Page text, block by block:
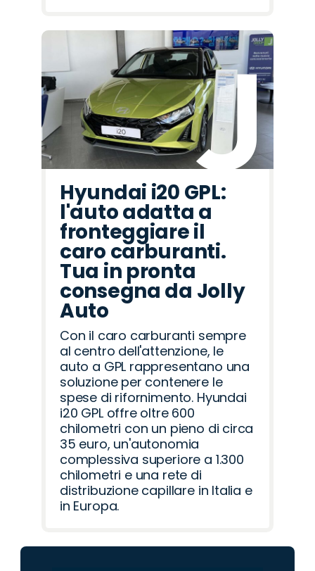
Hyundai i20 GPL:
l'auto adatta a
fronteggiare il
caro carburanti.
Tua in pronta
consegna da Jolly
Auto
Con il caro carburanti sempre
al centro dell'attenzione, le
auto a GPL rappresentano una
soluzione per contenere le
spese di rifornimento. Hyundai
i20 GPL offre oltre 600
chilometri con un pieno di circa
35 euro, un'autonomia
complessiva superiore a 1.300
chilometri e una rete di
distribuzione capillare in Italia e
in Europa.